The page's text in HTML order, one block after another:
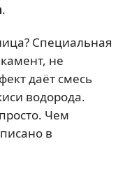
.
Специальная
не
даёт смесь
водорода.
Чем
в